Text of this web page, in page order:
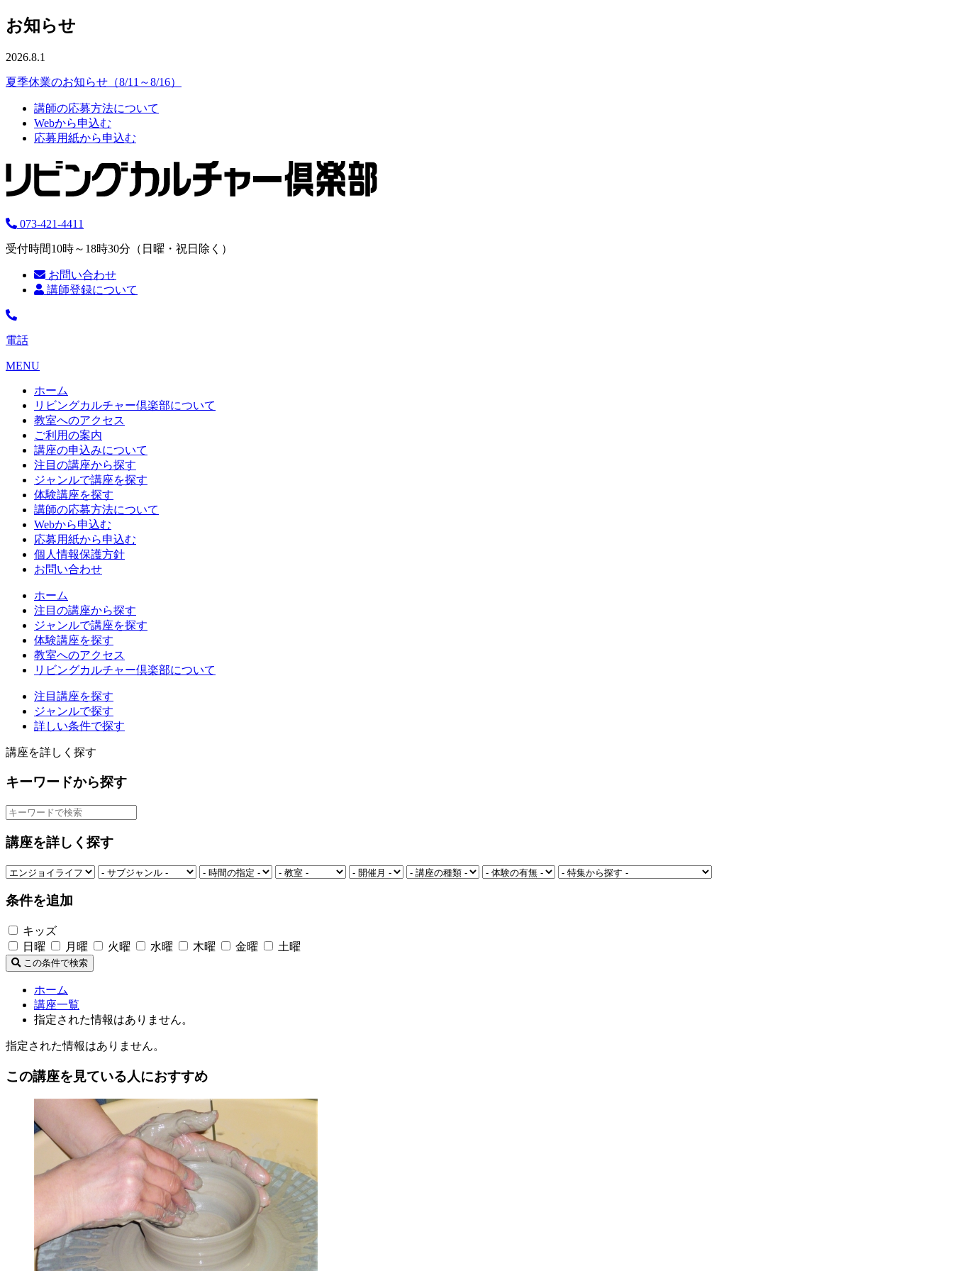
お知らせ
2026.8.1
夏季休業のお知らせ（8/11～8/16）
講師の応募方法について
Webから申込む
応募用紙から申込む
073-421-4411
受付時間10時～18時30分（日曜・祝日除く）
お問い合わせ
講師登録について
電話
MENU
ホーム
リビングカルチャー倶楽部について
教室へのアクセス
ご利用の案内
講座の申込みについて
注目の講座から探す
ジャンルで講座を探す
体験講座を探す
講師の応募方法について
Webから申込む
応募用紙から申込む
個人情報保護方針
お問い合わせ
ホーム
注目の講座から探す
ジャンルで講座を探す
体験講座を探す
教室へのアクセス
リビングカルチャー倶楽部について
注目講座を探す
ジャンルで探す
詳しい条件で探す
講座を詳しく探す
キーワードから探す
講座を詳しく探す
条件を追加
キッズ
日曜
月曜 火曜 水曜 木曜 金曜 土曜
この条件で検索
ホーム
講座一覧
指定された情報はありません。
指定された情報はありません。
この講座を見ている人におすすめ